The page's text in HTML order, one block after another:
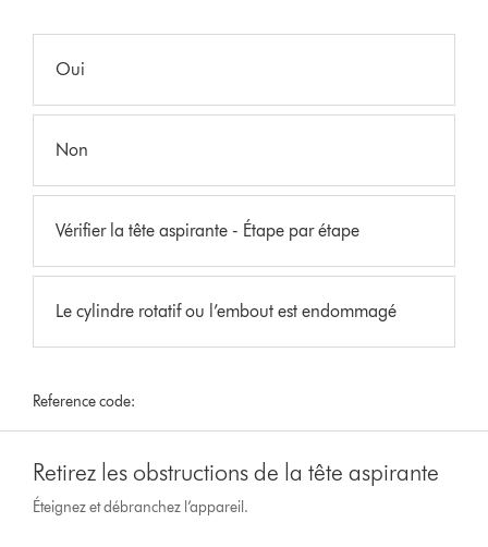
Oui
Non
Vérifier la tête aspirante - Étape par étape
Le cylindre rotatif ou l’embout est endommagé
Reference code:
Retirez les obstructions de la tête aspirante
Éteignez et débranchez l’appareil.